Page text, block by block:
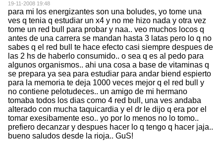
19-11-2008 19:48
para mi los energizantes son una boludes, yo tome una
ves q tenia q estudiar un x4 y no me hizo nada y otra vez
tome un red bull para probar y naa.. veo muchos locos q
antes de una carrera se mandan hasta 3 latas pero lo q no
sabes q el red bull te hace efecto casi siempre despues de
las 2 hs de haberlo consumido.. o sea q es al pedo para
algunos organismos.. ahi una cosa a base de vitaminas q
se prepara ya sea para estudiar para andar biend espierto
para la memoria te deja 1000 veces mejor q el red bull y
no contiene pelotudeces.. un amigo de mi hermano
tomaba todos los dias como 4 red bull, una ves andaba
alterado con mucha taquicardia y el dr le dijo q era por el
tomar exesibamente eso.. yo por lo menos no lo tomo..
prefiero decanzar y despues hacer lo q tengo q hacer jaja..
bueno saludos desde la rioja.. GuS!